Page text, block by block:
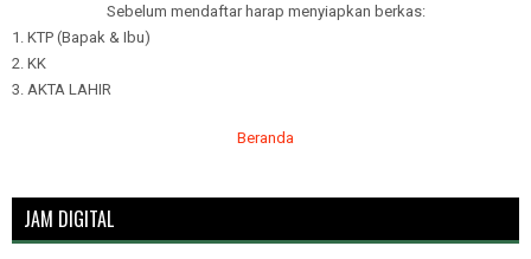
Sebelum mendaftar harap menyiapkan berkas:
1. KTP (Bapak & Ibu)
2. KK
3. AKTA LAHIR
Beranda
JAM DIGITAL